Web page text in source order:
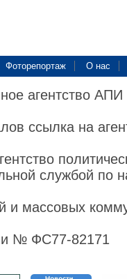
Фоторепортаж О нас
агентство
ссылка на
службой по
и массовых
№ ФС77-82171